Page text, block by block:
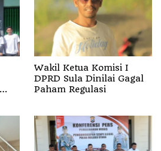
Wakil Ketua Komisi I
DPRD Sula Dinilai Gagal
Paham Regulasi